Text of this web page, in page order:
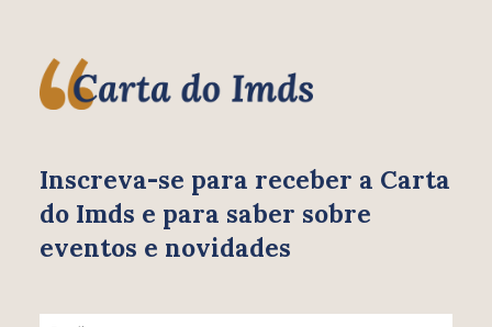
Inscreva-se para receber a Carta
do Imds e para saber sobre
eventos e novidades